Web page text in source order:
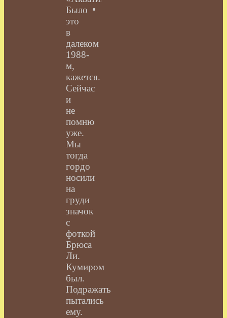
Было
это
в
далеком
1988-
м,
кажется.
Сейчас
и
не
помню
уже.
Мы
тогда
гордо
носили
на
груди
значок
с
фоткой
Брюса
Ли.
Кумиром
был.
Подражать
пытались
ему.